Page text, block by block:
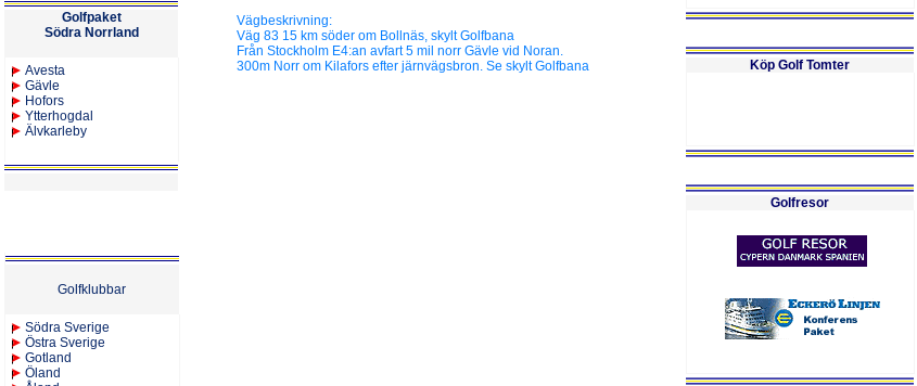
Golfpaket
Södra Norrland
Avesta
Gävle
Hofors
Ytterhogdal
Älvkarleby
Golfklubbar
Södra Sverige
Östra Sverige
Gotland
Öland
Vägbeskrivning:
Väg 83 15 km söder om Bollnäs, skylt Golfbana
Från Stockholm E4:an avfart 5 mil norr Gävle vid Noran.
300m Norr om Kilafors efter järnvägsbron. Se skylt Golfbana
Köp Golf Tomter
Golfresor